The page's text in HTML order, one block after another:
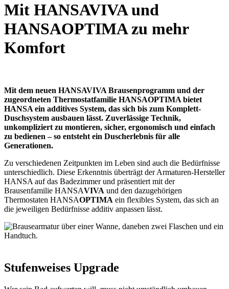
Mit HANSAVIVA und
HANSAOPTIMA zu mehr
Komfort
Mit dem neuen HANSAVIVA Brausenprogramm und der
zugeordneten Thermostatfamilie HANSAOPTIMA bietet
HANSA ein additives System, das sich bis zum Komplett-
Duschsystem ausbauen lässt. Zuverlässige Technik,
unkompliziert zu montieren, sicher, ergonomisch und einfach
zu bedienen – so entsteht ein Duscherlebnis für alle
Generationen.
Zu verschiedenen Zeitpunkten im Leben sind auch die Bedürfnisse
unterschiedlich. Diese Erkenntnis überträgt der Armaturen-Hersteller
HANSA auf das Badezimmer und präsentiert mit der
Brausenfamilie HANSAVIVA und den dazugehörigen
Thermostaten HANSAOPTIMA ein flexibles System, das sich an
die jeweiligen Bedürfnisse additiv anpassen lässt.
Stufenweises Upgrade